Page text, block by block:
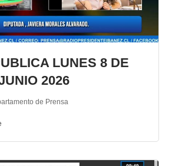
LUNES 8 DE
2026
de Prensa